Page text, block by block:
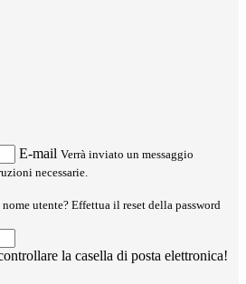
E-mail Verrà inviato un messaggio
necessarie.
utente? Effettua il reset della password
la casella di posta elettronica!